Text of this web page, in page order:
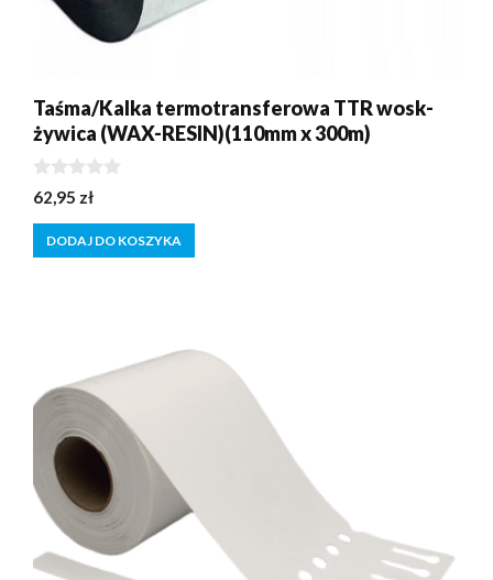
Taśma/Kalka termotransferowa TTR wosk-
żywica (WAX-RESIN)(110mm x 300m)
0
z
5
62,95 zł
DODAJ DO KOSZYKA